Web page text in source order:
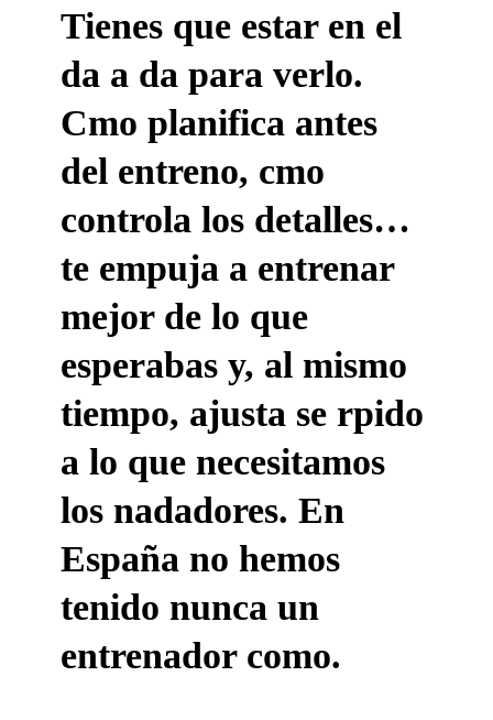
Tienes que estar en el
da a da para verlo.
Cmo planifica antes
del entreno, cmo
controla los detalles…
te empuja a entrenar
mejor de lo que
esperabas y, al mismo
tiempo, ajusta se rpido
a lo que necesitamos
los nadadores. En
España no hemos
tenido nunca un
entrenador como.